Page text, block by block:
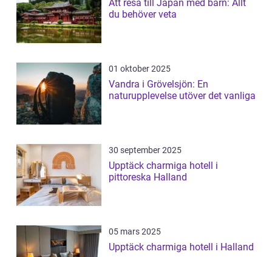
Att resa till Japan med barn: Allt
du behöver veta
01 oktober 2025
Vandra i Grövelsjön: En
naturupplevelse utöver det vanliga
30 september 2025
Upptäck charmiga hotell i
pittoreska Halland
05 mars 2025
Upptäck charmiga hotell i Halland